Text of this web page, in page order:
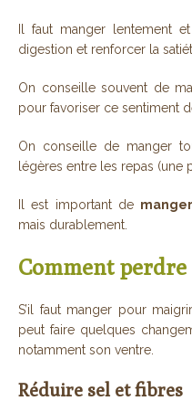
Il faut manger lentement
digestion et renforcer la
On conseille souvent de
pour favoriser ce sentiment
On conseille de manger
légères entre les repas (une
Il est important de
mais durablement.
Comment
S’il faut manger pour
peut faire quelques
notamment son ventre.
Réduire sel et fibres